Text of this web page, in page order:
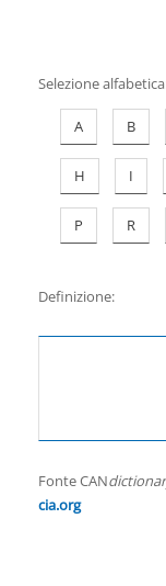
Selezione alfabetica
A B
H I
P R
Definizione:
Fonte CAN
cia.org